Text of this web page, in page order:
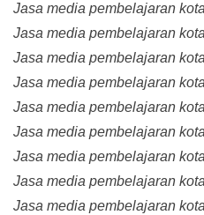
Jasa media pembelajaran
Jasa media pembelajaran
Jasa media pembelajaran
Jasa media pembelajaran
Jasa media pembelajaran
Jasa media pembelajaran
Jasa media pembelajaran
Jasa media pembelajaran
Jasa media pembelajaran